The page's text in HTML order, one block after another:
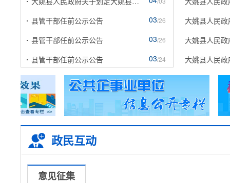
03/26
县管干部任前公示公告
03/26
县管干部任前公示公告
03/24
县管干部任前公示公告
大姚县人民
大姚县人民
大姚县人民
政民互动
意见征集